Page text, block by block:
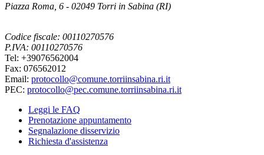
Piazza Roma, 6 - 02049 Torri in Sabina (RI)
Codice fiscale: 00110270576
P.IVA: 00110270576
Tel: +39076562004
Fax: 076562012
Email: protocollo@comune.torriinsabina.ri.it
PEC: protocollo@pec.comune.torriinsabina.ri.it
Leggi le FAQ
Prenotazione appuntamento
Segnalazione disservizio
Richiesta d'assistenza